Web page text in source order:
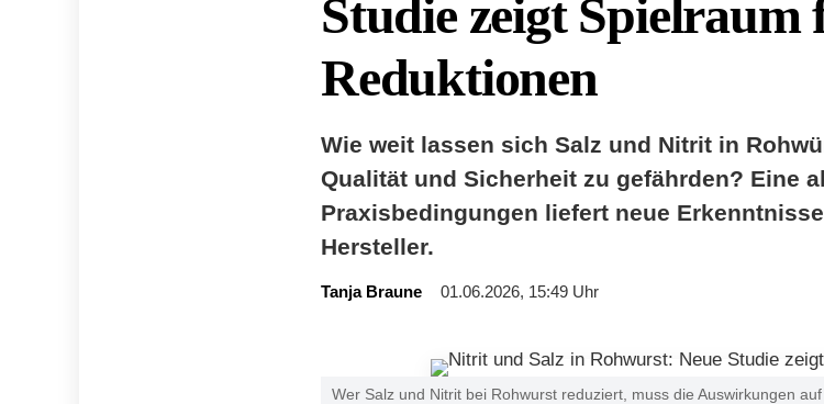
Studie zeigt Spielraum
Reduktionen
Wie weit lassen sich Salz und Nitrit in
Qualität und Sicherheit zu gefährden? Eine
Praxisbedingungen liefert neue
Hersteller.
Tanja Braune 01.06.2026, 15:49 Uhr
Wer Salz und Nitrit bei Rohwurst reduziert, muss die Auswirkungen